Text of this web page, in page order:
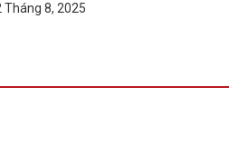
Tháng 8, 2025